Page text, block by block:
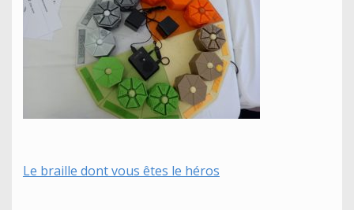
Le braille dont vous êtes le héros